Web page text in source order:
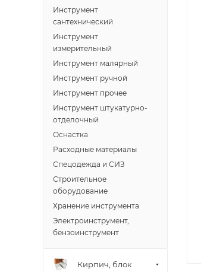
Инструмент
сантехнический
Инструмент
измерительный
Инструмент малярный
Инструмент ручной
Инструмент прочее
Инструмент штукатурно-
отделочный
Оснастка
Расходные материалы
Спецодежда и СИЗ
Строительное
оборудование
Хранение инструмента
Электроинструмент,
бензоинструмент
Кирпич, блок